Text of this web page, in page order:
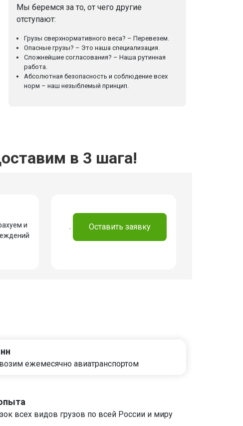
Мы беремся за то, от чего другие
отступают:
Грузы сверхнормативного веса? – Перевезем.
Опасные грузы? – Это наша специализация.
Сложнейшие согласования? – Наша рутинная
работа.
Абсолютная безопасность и соблюдение всех
норм – наш незыблемый принцип.
в 3 шага!
и
. Оставить заявку
ежемесячно авиатранспортом
всех видов грузов по всей России и миру